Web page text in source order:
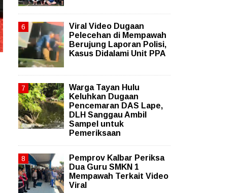
Viral Video Dugaan
Pelecehan di Mempawah
Berujung Laporan Polisi,
Kasus Didalami Unit PPA
Warga Tayan Hulu
Keluhkan Dugaan
Pencemaran DAS Lape,
DLH Sanggau Ambil
Sampel untuk
Pemeriksaan
Pemprov Kalbar Periksa
Dua Guru SMKN 1
Mempawah Terkait Video
Viral